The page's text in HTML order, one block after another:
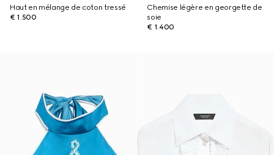
Haut en mélange de coton tressé
€ 1.500
Chemise légère en georgette de
soie
€ 1.400